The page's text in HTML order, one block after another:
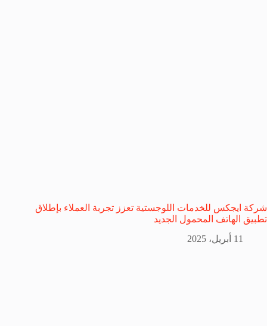
شركة ايجكس للخدمات اللوجستية تعزز تجربة العملاء بإطلاق
تطبيق الهاتف المحمول الجديد
11 أبريل، 2025